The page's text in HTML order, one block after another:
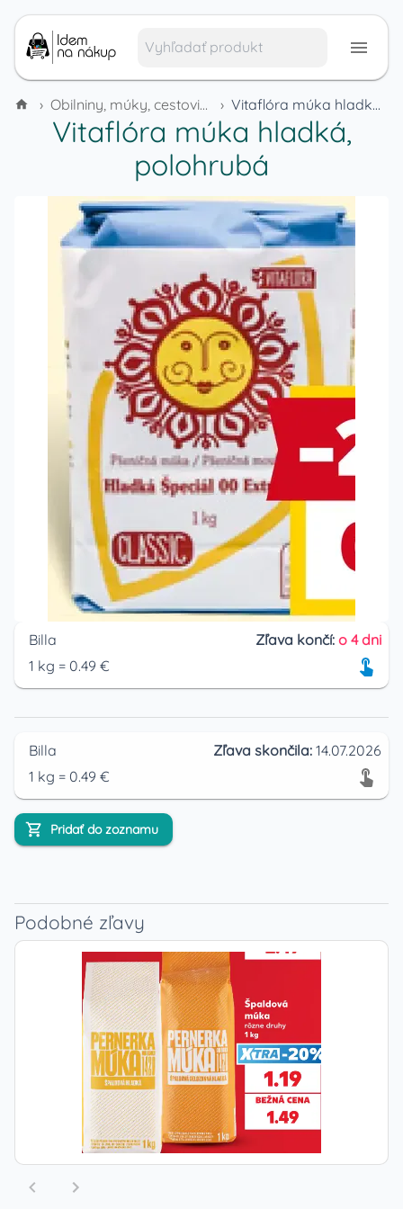
› Obilniny, múky, cestoviny a cereálie › Vitaflóra múka hladká, polohrubá
Vitaflóra múka hladká,
polohrubá
Billa Zľava končí: o 4 dni
1 kg = 0.49 €
Billa Zľava skončila: 14.07.2026
1 kg = 0.49 €
Pridať do zoznamu
Podobné zľavy